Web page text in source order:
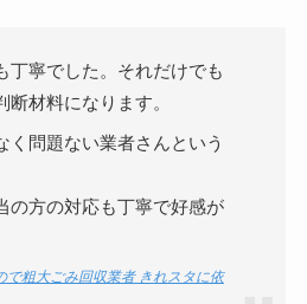
丁寧でした。それだけでも
材料になります。
く問題ない業者さんという
の方の対応も丁寧で好感が
で粗大ごみ回収業者 きれスタに依